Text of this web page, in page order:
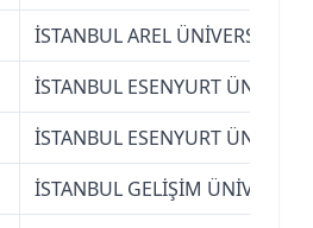
İSTANBUL AREL ÜNİVERSİTESİ
İSTANBUL ESENYURT
İSTANBUL ESENYURT
İSTANBUL GELİŞİM